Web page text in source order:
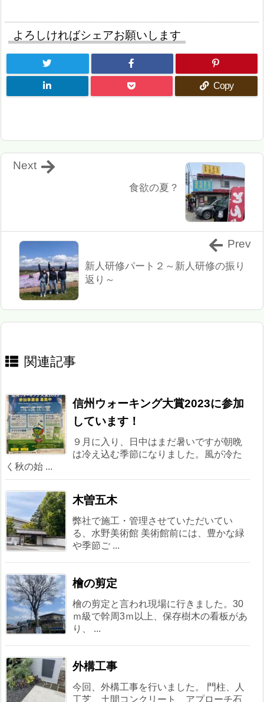
よろしければシェアお願いします
Copy
食欲の夏？
Next
新人研修パート２～新人研修の振り
返り～
Prev
関連記事
信州ウォーキング大賞2023に参加
しています！
９月に入り、日中はまだ暑いですが朝晩
は冷え込む季節になりました。風が冷た
く秋の始 ...
木曽五木
弊社で施工・管理させていただいてい
る、水野美術館 美術館前には、豊かな緑
や季節ご ...
檜の剪定
檜の剪定と言われ現場に行きました。30
ｍ級で幹周3ｍ以上、保存樹木の看板があ
り、 ...
外構工事
今回、外構工事を行いました。 門柱、人
工芝、土間コンクリート、アプローチ石